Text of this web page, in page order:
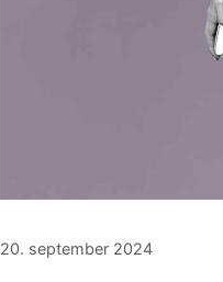
20. september 2024